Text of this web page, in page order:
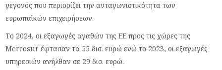
γεγονός που περιορίζει την ανταγωνιστικότητα των
ευρωπαϊκών επιχειρήσεων.
Το 2024, οι εξαγωγές αγαθών της ΕΕ προς τις χώρες της
Mercosur έφτασαν τα 55 δισ. ευρώ ενώ το 2023, οι εξαγωγές
υπηρεσιών ανήλθαν σε 29 δισ. ευρώ.